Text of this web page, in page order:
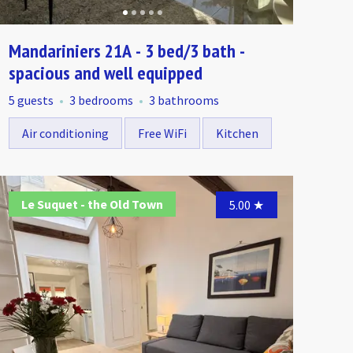
Mandariniers 21A - 3 bed/3 bath -
spacious and well equipped
5 guests 3 bedrooms 3 bathrooms
Air conditioning Free WiFi Kitchen
Villa Albert
Résidence Villa Albert 4.50★
Le Suquet - the Old Town 5.00 ★